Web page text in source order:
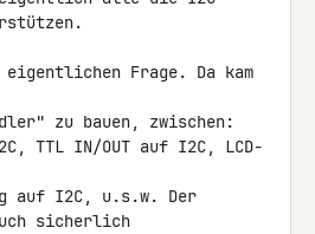
eigentlichen Frage. Da kam
zu bauen, zwischen:
TTL IN/OUT auf I2C, LCD-
auf I2C, u.s.w. Der
sicherlich